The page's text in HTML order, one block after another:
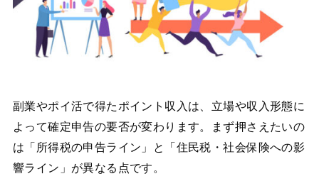
副業やポイ活で得たポイント収入は、立場や収入形態に
よって確定申告の要否が変わります。まず押さえたいの
は「所得税の申告ライン」と「住民税・社会保険への影
響ライン」が異なる点です。